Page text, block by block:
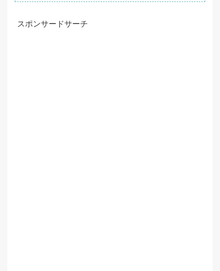
スポンサードサーチ